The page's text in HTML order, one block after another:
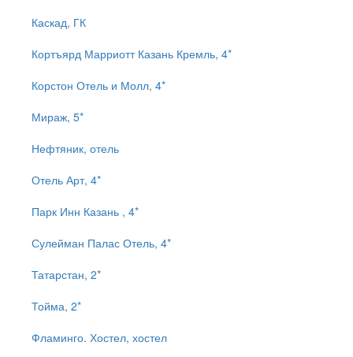
Каскад, ГК
Кортъярд Марриотт Казань Кремль, 4*
Корстон Отель и Молл, 4*
Мираж, 5*
Нефтяник, отель
Отель Арт, 4*
Парк Инн Казань , 4*
Сулейман Палас Отель, 4*
Татарстан, 2*
Тойма, 2*
Фламинго. Хостел, хостел